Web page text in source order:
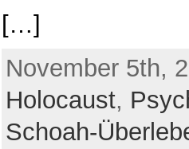
[…]
November 5th,
Holocaust,
Schoah-